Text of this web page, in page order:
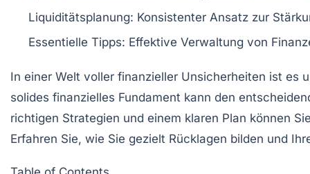
Liquiditätsplanung: Konsistenter Ansatz zur
Essentielle Tipps: Effektive Verwaltung von
In einer Welt voller finanzieller Unsicherheiten ist es
solides finanzielles Fundament kann den
richtigen Strategien und einem klaren Plan können
Erfahren Sie, wie Sie gezielt Rücklagen bilden und